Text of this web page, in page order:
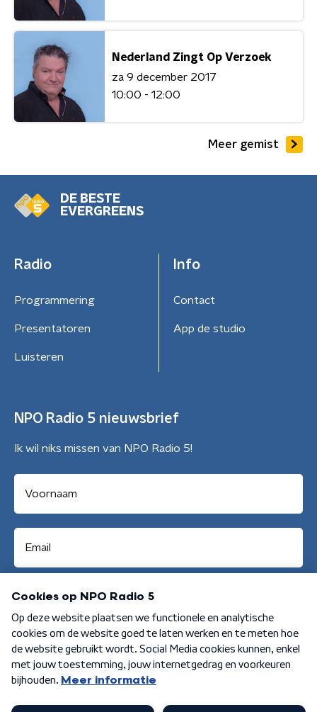
Nederland Zingt Op Verzoek
za 9 december 2017
10:00 - 12:00
Meer gemist
DE BESTE
EVERGREENS
Radio
Programmering
Presentatoren
Luisteren
Info
Contact
App de studio
NPO Radio 5 nieuwsbrief
Ik wil niks missen van NPO Radio 5!
Aanmelden
Algemene voorwaarden